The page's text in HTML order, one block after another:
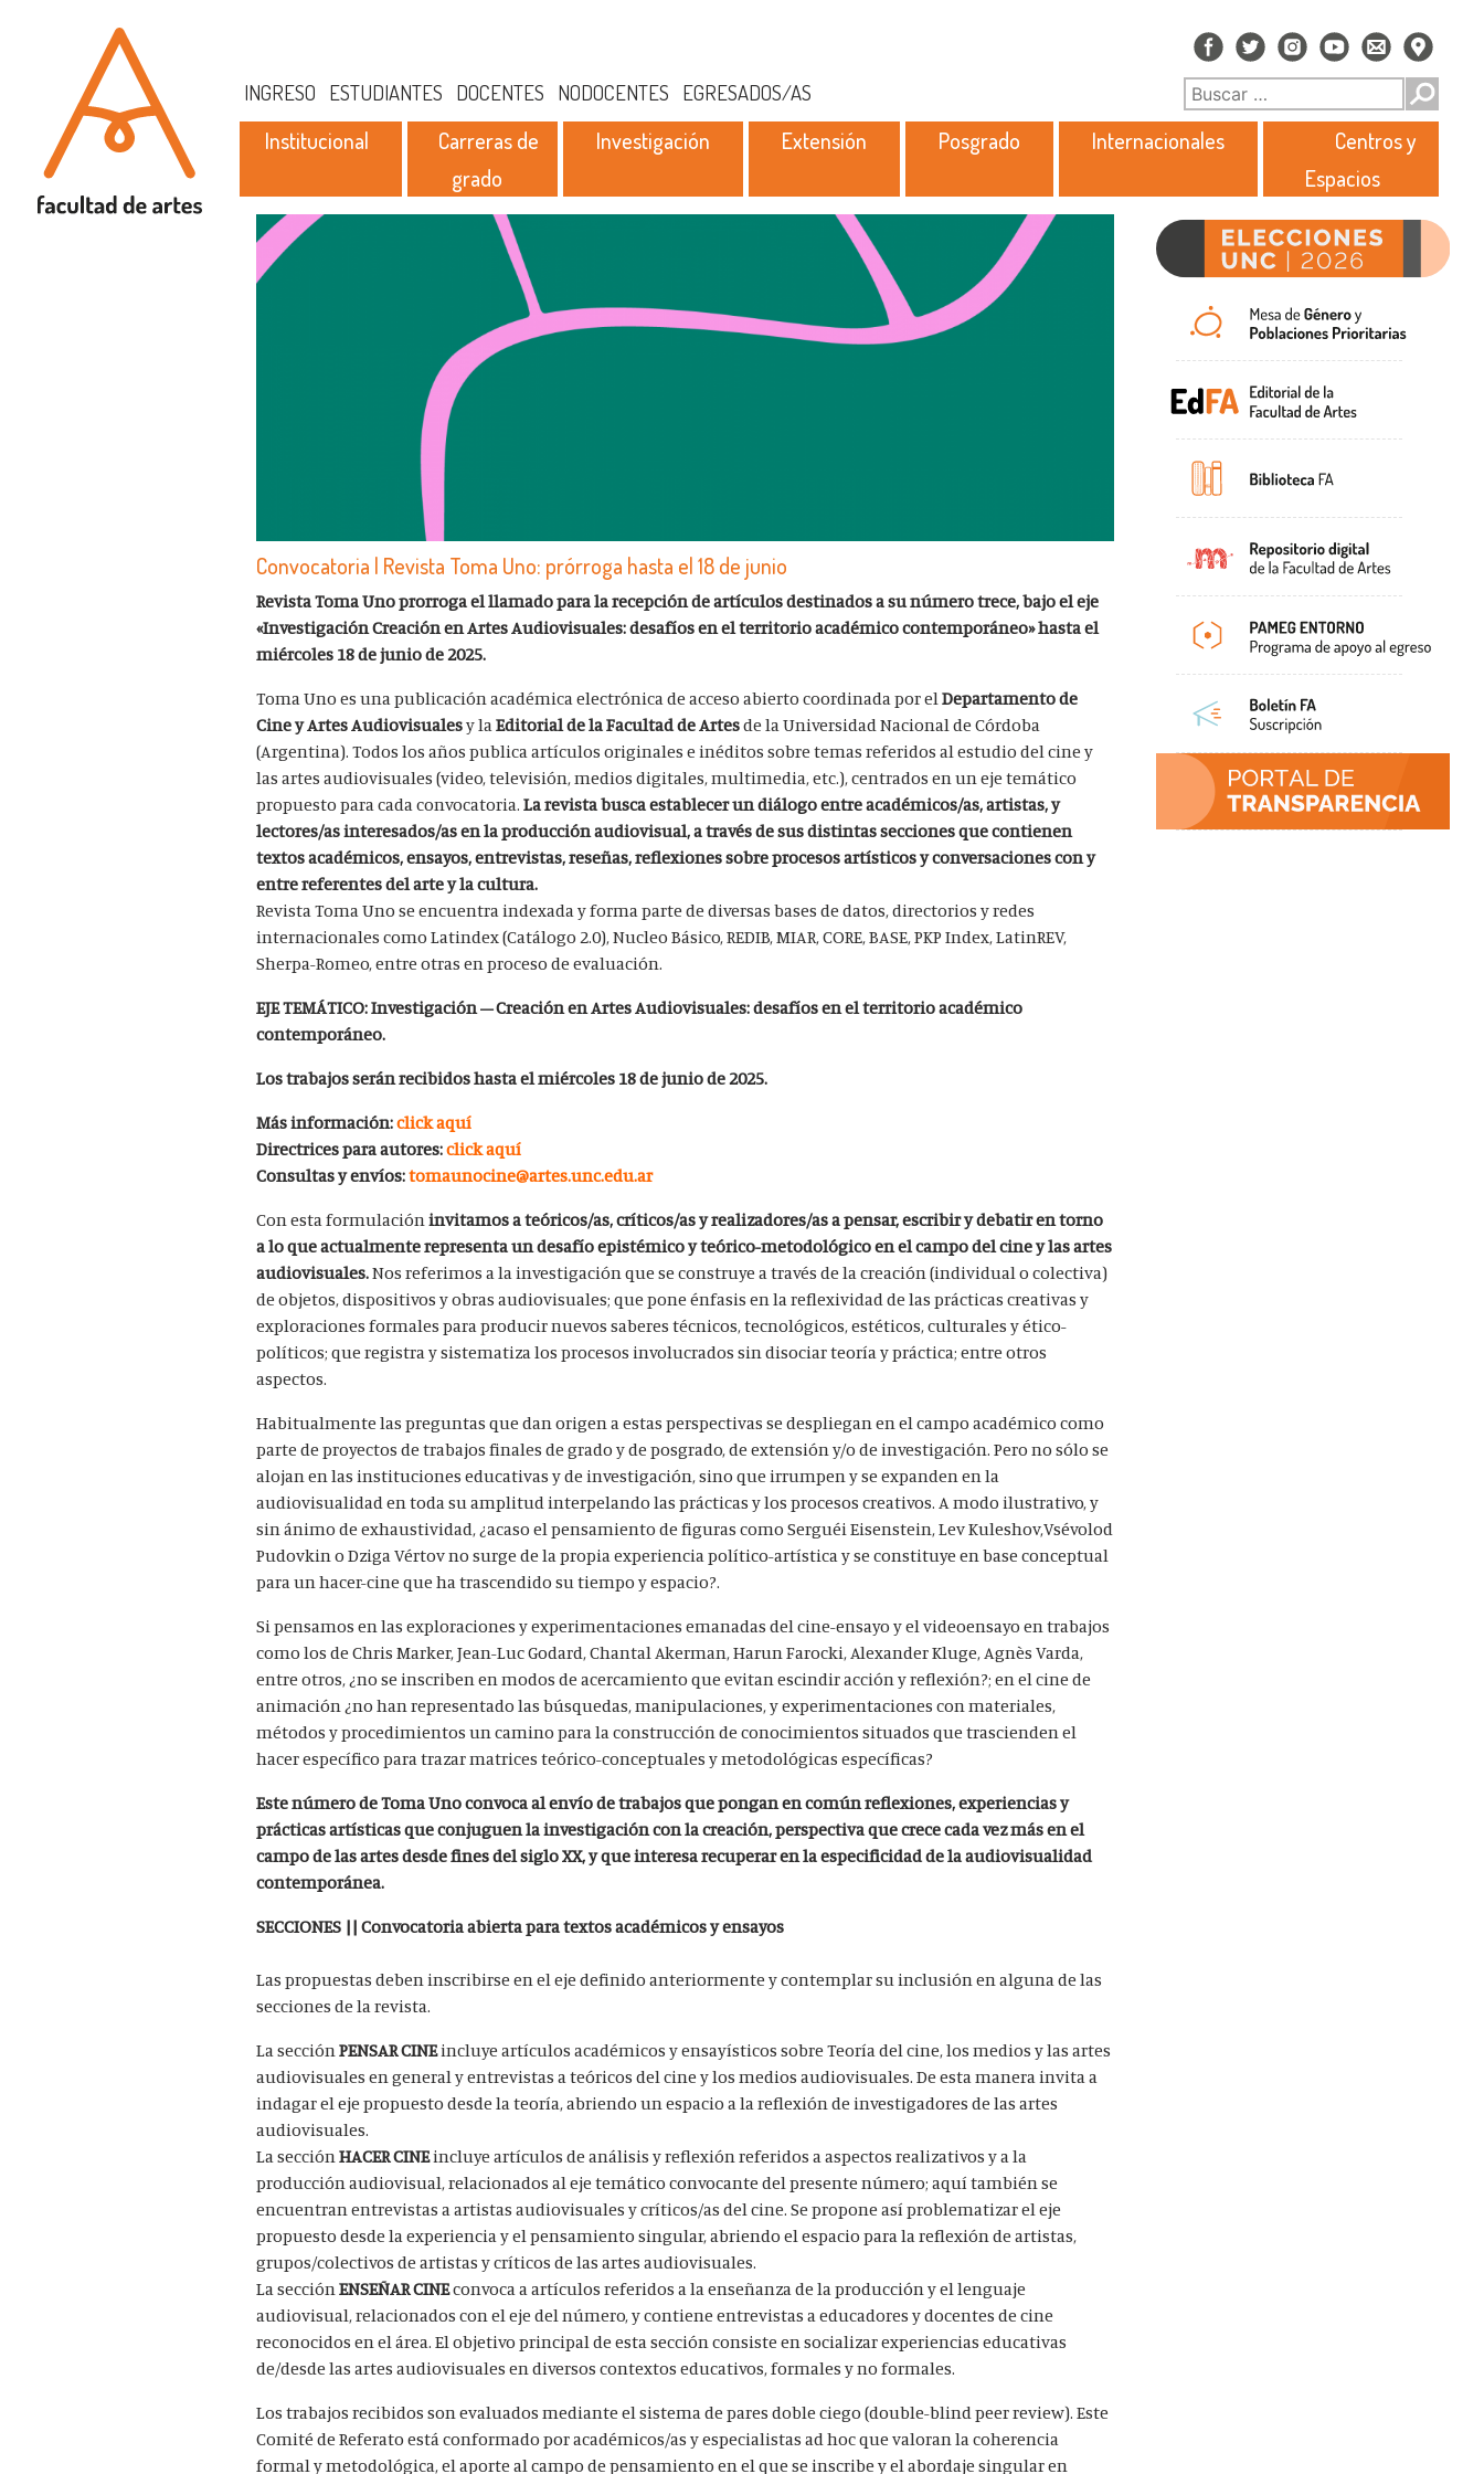
INGRESO ESTUDIANTES DOCENTES NODOCENTES EGRESADOS/AS
Institucional
Carreras de
grado
Investigación Extensión Posgrado Internacionales
Centros y
Espacios
Convocatoria | Revista Toma Uno: prórroga hasta el 18 de junio
Revista Toma Uno prorroga el llamado para la recepción de artículos destinados a su número trece, bajo el eje
«Investigación Creación en Artes Audiovisuales: desafíos en el territorio académico contemporáneo» hasta el
miércoles 18 de junio de 2025.
Toma Uno es una publicación académica electrónica de acceso abierto coordinada por elDepartamento de
Cine y Artes Audiovisualesy laEditorial de la Facultad de Artesde la Universidad Nacional de Córdoba
(Argentina). Todos los años publica artículos originales e inéditos sobre temas referidos al estudio del cine y
las artes audiovisuales (video, televisión, medios digitales, multimedia, etc.), centrados en un eje temático
propuesto para cada convocatoria.La revista busca establecer un diálogo entre académicos/as, artistas, y
lectores/as interesados/as en la producción audiovisual, a través de sus distintas secciones que contienen
textos académicos, ensayos, entrevistas, reseñas, reflexiones sobre procesos artísticos y conversaciones con y
entre referentes del arte y la cultura.
Revista Toma Uno se encuentra indexada y forma parte de diversas bases de datos, directorios y redes
internacionales como Latindex (Catálogo 2.0), Nucleo Básico, REDIB, MIAR, CORE, BASE, PKP Index, LatinREV,
Sherpa-Romeo, entre otras en proceso de evaluación.
EJE TEMÁTICO:Investigación – Creación en Artes Audiovisuales: desafíos en el territorio académico
contemporáneo.
Los trabajos serán recibidos hasta el miércoles 18 de junio de 2025.
Más información:click aquí
Directrices para autores:click aquí
Consultas y envíos:tomaunocine@artes.unc.edu.ar
Con esta formulacióninvitamos a teóricos/as, críticos/as y realizadores/as a pensar, escribir y debatir en torno
a lo que actualmente representa un desafío epistémico y teórico-metodológico en el campo del cine y las artes
audiovisuales.Nos referimos a la investigación que se construye a través de la creación (individual o colectiva)
de objetos, dispositivos y obras audiovisuales; que pone énfasis en la reflexividad de las prácticas creativas y
exploraciones formales para producir nuevos saberes técnicos, tecnológicos, estéticos, culturales y ético-
políticos; que registra y sistematiza los procesos involucrados sin disociar teoría y práctica; entre otros
aspectos.
Habitualmente las preguntas que dan origen a estas perspectivas se despliegan en el campo académico como
parte de proyectos de trabajos finales de grado y de posgrado, de extensión y/o de investigación. Pero no sólo se
alojan en las instituciones educativas y de investigación, sino que irrumpen y se expanden en la
audiovisualidad en toda su amplitud interpelando las prácticas y los procesos creativos. A modo ilustrativo, y
sin ánimo de exhaustividad, ¿acaso el pensamiento de figuras como Serguéi Eisenstein, Lev Kuleshov,Vsévolod
Pudovkin o Dziga Vértov no surge de la propia experiencia político-artística y se constituye en base conceptual
para un hacer-cine que ha trascendido su tiempo y espacio?.
Si pensamos en las exploraciones y experimentaciones emanadas del cine-ensayo y el videoensayo en trabajos
como los de Chris Marker, Jean-Luc Godard, Chantal Akerman, Harun Farocki, Alexander Kluge, Agnès Varda,
entre otros, ¿no se inscriben en modos de acercamiento que evitan escindir acción y reflexión?; en el cine de
animación ¿no han representado las búsquedas, manipulaciones, y experimentaciones con materiales,
métodos y procedimientos un camino para la construcción de conocimientos situados que trascienden el
hacer específico para trazar matrices teórico-conceptuales y metodológicas específicas?
Este número de Toma Uno convoca al envío de trabajos que pongan en común reflexiones, experiencias y
prácticas artísticas que conjuguen la investigación con la creación, perspectiva que crece cada vez más en el
campo de las artes desde fines del siglo XX, y que interesa recuperar en la especificidad de la audiovisualidad
contemporánea.
SECCIONES || Convocatoria abierta para textos académicos y ensayos
Las propuestas deben inscribirse en el eje definido anteriormente y contemplar su inclusión en alguna de las
secciones de la revista.
La secciónPENSAR CINEincluye artículos académicos y ensayísticos sobre Teoría del cine, los medios y las artes
audiovisuales en general y entrevistas a teóricos del cine y los medios audiovisuales. De esta manera invita a
indagar el eje propuesto desde la teoría, abriendo un espacio a la reflexión de investigadores de las artes
audiovisuales.
La secciónHACER CINEincluye artículos de análisis y reflexión referidos a aspectos realizativos y a la
producción audiovisual, relacionados al eje temático convocante del presente número; aquí también se
encuentran entrevistas a artistas audiovisuales y críticos/as del cine. Se propone así problematizar el eje
propuesto desde la experiencia y el pensamiento singular, abriendo el espacio para la reflexión de artistas,
grupos/colectivos de artistas y críticos de las artes audiovisuales.
La secciónENSEÑAR CINEconvoca a artículos referidos a la enseñanza de la producción y el lenguaje
audiovisual, relacionados con el eje del número, y contiene entrevistas a educadores y docentes de cine
reconocidos en el área. El objetivo principal de esta sección consiste en socializar experiencias educativas
de/desde las artes audiovisuales en diversos contextos educativos, formales y no formales.
Los trabajos recibidos son evaluados mediante el sistema de pares doble ciego (double-blind peer review). Este
Comité de Referato está conformado por académicos/as y especialistas ad hoc que valoran la coherencia
formal y metodológica, el aporte al campo de pensamiento en el que se inscribe y el abordaje singular en